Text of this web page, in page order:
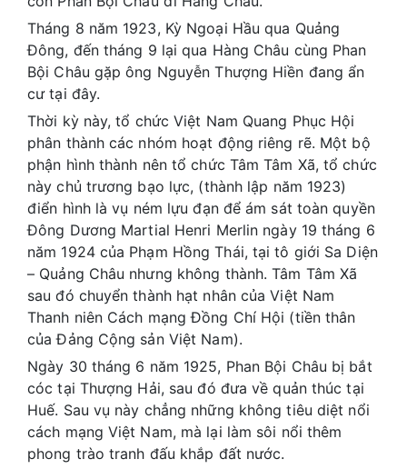
Tháng 8 năm 1923, Kỳ Ngoại Hầu qua Quảng
Đông, đến tháng 9 lại qua Hàng Châu cùng Phan
Bội Châu gặp ông Nguyễn Thượng Hiền đang ẩn
cư tại đây.
Thời kỳ này, tổ chức Việt Nam Quang Phục Hội
phân thành các nhóm hoạt động riêng rẽ. Một bộ
phận hình thành nên tổ chức Tâm Tâm Xã, tổ chức
này chủ trương bạo lực, (thành lập năm 1923)
điển hình là vụ ném lựu đạn để ám sát toàn quyền
Đông Dương Martial Henri Merlin ngày 19 tháng 6
năm 1924 của Phạm Hồng Thái, tại tô giới Sa Diện
– Quảng Châu nhưng không thành. Tâm Tâm Xã
sau đó chuyển thành hạt nhân của Việt Nam
Thanh niên Cách mạng Đồng Chí Hội (tiền thân
của Đảng Cộng sản Việt Nam).
Ngày 30 tháng 6 năm 1925, Phan Bội Châu bị bắt
cóc tại Thượng Hải, sau đó đưa về quản thúc tại
Huế. Sau vụ này chẳng những không tiêu diệt nổi
cách mạng Việt Nam, mà lại làm sôi nổi thêm
phong trào tranh đấu khắp đất nước.